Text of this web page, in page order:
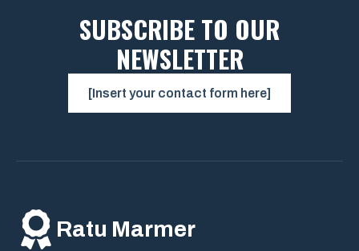
SUBSCRIBE TO OUR
NEWSLETTER
[Insert your contact form here]
Ratu Marmer